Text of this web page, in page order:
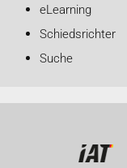
eLearning
Schiedsrichter
Suche